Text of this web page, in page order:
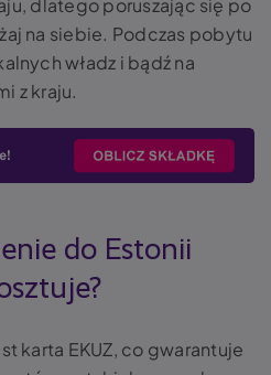
dlatego poruszając się po
na siebie. Podczas pobytu
władz i bądź na
z kraju.
do Estonii
karta EKUZ, co gwarantuje